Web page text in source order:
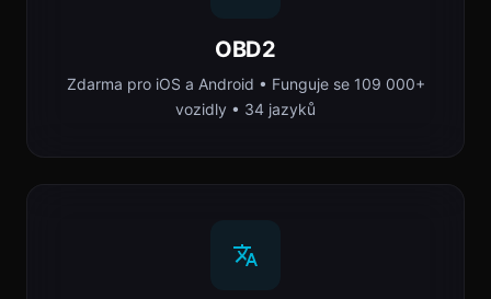
OBD2
Zdarma pro iOS a Android • Funguje se 109 000+
vozidly • 34 jazyků